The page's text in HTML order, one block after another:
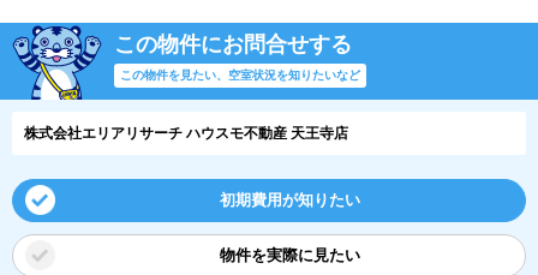
この物件にお問合せする
この物件を見たい、空室状況を知りたいなど
株式会社エリアリサーチ ハウスモ不動産 天王寺店
初期費用が知りたい
物件を実際に見たい